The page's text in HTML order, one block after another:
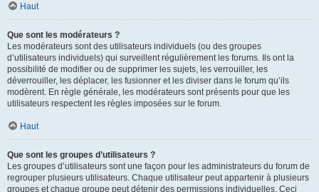
Haut
Que sont les modérateurs ?
Les modérateurs sont des utilisateurs individuels (ou des groupes
d’utilisateurs individuels) qui surveillent régulièrement les forums. Ils ont la
possibilité de modifier ou de supprimer les sujets, les verrouiller, les
déverrouiller, les déplacer, les fusionner et les diviser dans le forum qu’ils
modèrent. En règle générale, les modérateurs sont présents pour que les
utilisateurs respectent les règles imposées sur le forum.
Haut
Que sont les groupes d’utilisateurs ?
Les groupes d’utilisateurs sont une façon pour les administrateurs du forum de
regrouper plusieurs utilisateurs. Chaque utilisateur peut appartenir à plusieurs
groupes et chaque groupe peut détenir des permissions individuelles. Ceci